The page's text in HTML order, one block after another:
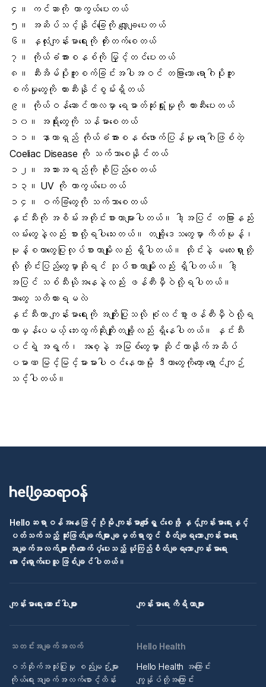
၄။ ကင်ဆာကို ကာကွယ်ပေးတယ်
၅။ အဆိပ်သင့်နိုင်ခြေကို လျှော့ချပေးတယ်
၆။
နှလုံးကျန်းမာရေ းကို တိုးတက်စေတယ်
၇။ ကိုယ်ခံအားစနစ်ကို မြှင့်တင်ပေးတယ်
၈။ ဆီးအိမ်ပိုးကူးစက်ခြင်းအပါအဝင် တခြားသော ရောဂါပိုးကူး
စက်မှုတွေကို တားဆီးနိုင်စွမ်းရှိတယ်
၉။ ကိုယ်ဝန်ဆောင်ကာလမှာ ရေဓာတ်ဆုံးရှုံးမှုကို တားဆီးပေးတယ်
၁၀။ အရိုးတွေကို သန်မာစေတယ်
၁၁။ နာတာရှည် ကိုယ်ခံအားစနစ်ဖောက်ပြန်မှု ရောဂါဖြစ်တဲ့
Coeliac Disease ကို သက်သာစေနိုင်တယ်
၁၂။ အသားအရည်ကို စိုပြည်စေတယ်
၁၃။ UV ကို ကာကွယ်ပေးတယ်
၁၄။ ဝက်ခြံတွေကို သက်သာစေတယ်
နှင်းသီးကို အစိမ်းအတိုင်းစားတာများပါတယ်။ ဒါ့အပြင် တခြားနည်း
လမ်းတွေနဲ့လည်း စားလို့ရပါသေးတယ်။ တချို့ဒေသတွေမှာ ကိတ်မုန့်၊
မုန့်စတာတွေပြုလုပ်စားတာမျိုးလည်း ရှိပါတယ်။ ထိုင်းနဲ့ မလေးရှားတို့
လို တိုင်းပြည်တွေမှာဆိုရင် သုပ်စားတာမျိုးလည်း ရှိပါတယ်။ ဒါ့
အပြင် သစ်သီးယိုအနေနဲ့လည်း ဖန်တီးမှီဝဲလို့ရပါတယ်။
ဘာတွေ သတိထားရမလဲ
နှင်းသီးဟာ ကျန်းမာရေးကို အကျိုးပြုသလို စုံလင်စွာဖန်တီးမှီဝဲလို့ရ
တာမှန်ပေမယ့် ဘေးထွက်ဆိုးကျိုးတချို့လည်း ရှိနေပါတယ်။ နှင်းသီး
ပင်ရဲ့ အရွက်၊ အစေ့နဲ့ အမြစ်တွေမှာ ဆိုင်ယာနိုက်အဆိပ်
ပမာဏ မြင့်မြင့်မားမားပါဝင်နေတာမို့ ဒီဟာတွေကိုတော့ ရှောင်ကျဉ်
သင့်ပါတယ်။
Helloဆရာဝန်အနေဖြင့် ပိုမို ကျန်းမာပျော်ရွှင်စေဖို့ နှင့်ကျန်းမာရေးနှင့်
ပတ်သက်သည့် ဆုံးဖြတ်ချက်များ ချမှတ်ရာတွင် စိတ်ချရသော ကျန်းမာရေး
အချက်အလက်များကို ထောက်ပံ့ပေးသည့် ယုံကြည်စိတ်ချရသော ကျန်းမာရေး
စောင့်ရှောက်ပေးသူ ဖြစ်ချင်ပါတယ်။
ကျန်းမာရေး ဆောင်းပါးများ ကျန်းမာရေး ကိရိယာများ
သတင်းအချက်အလက်
ဝဘ်ဆိုက်အသုံးပြုမှု စည်းမျဉ်းများ
ကိုယ်ရေးအချက်အလက်စောင့်ထိန်း
Hello Health
Hello Health အကြောင်း
ကျွန်ုပ်တို့အကြောင်း